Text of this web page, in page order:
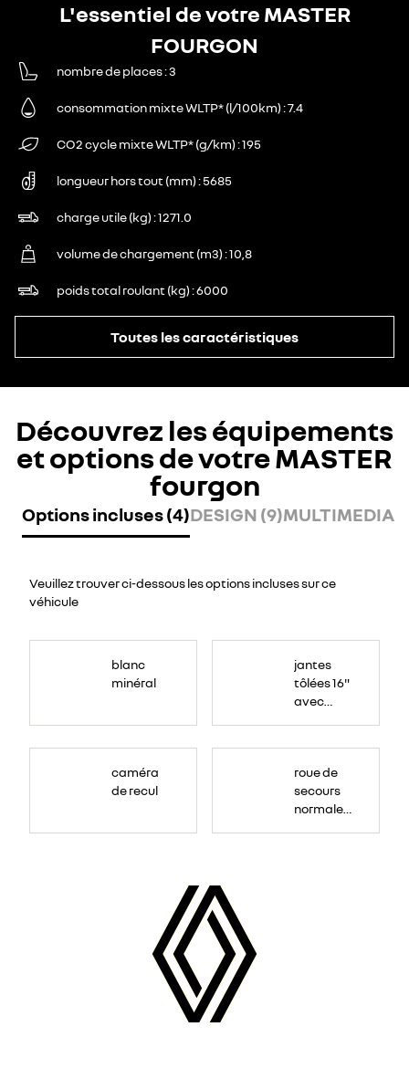
L'essentiel de votre MASTER
FOURGON
nombre de places 3
consommation mixte WLTP* (l/100km) 7.4
CO2 cycle mixte WLTP* (g/km) 195
longueur hors tout (mm) 5685
charge utile (kg) 1271.0
volume de chargement (m3) 10,8
poids total roulant (kg) 6000
Toutes les caractéristiques
Découvrez les équipements
et options de votre MASTER
fourgon
Options incluses (4)DESIGN (9)MULTIMEDIA
Veuillez trouver ci-dessous les options incluses sur ce
véhicule
blanc
minéral
jantes
tôlées 16"
avec
caméra
de recul
roue de
secours
normale